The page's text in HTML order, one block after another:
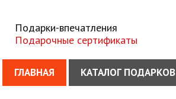
Подарки-впечатления
Подарочные сертификаты
ГЛАВНАЯ КАТАЛОГ ПОДАРКОВ